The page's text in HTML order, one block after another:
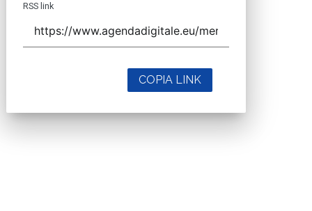
RSS link
COPIA LINK